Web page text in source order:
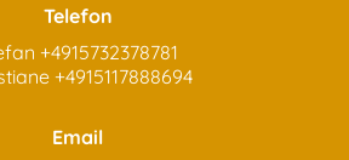
Telefon
+4915732378781
+4915117888694
Email